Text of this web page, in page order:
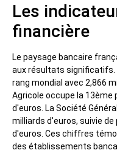
Les
financière
Le paysage bancaire
aux résultats significatifs.
rang mondial avec 2,866
Agricole occupe la 13ème
d'euros. La Société
milliards d'euros, suivie de
d'euros. Ces chiffres
des établissements